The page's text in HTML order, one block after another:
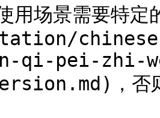
用场景需要特定
qi-pei-zhi-
，否